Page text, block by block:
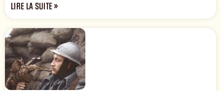
LIRE LA SUITE »